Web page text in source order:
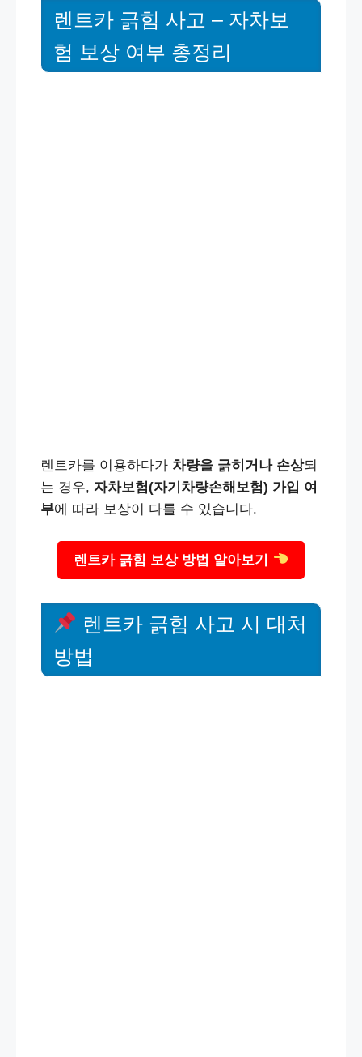
렌트카 긁힘 사고 – 자차보
험 보상 여부 총정리
렌트카를 이용하다가 차량을 긁히거나 손상되
는 경우, 자차보험(자기차량손해보험) 가입 여
부에 따라 보상이 다를 수 있습니다.
렌트카 긁힘 보상 방법 알아보기
렌트카 긁힘 사고 시 대처
방법